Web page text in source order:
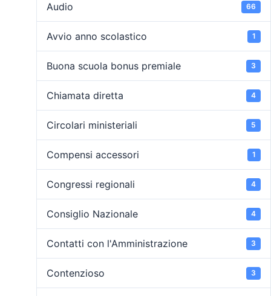
Audio 66
Avvio anno scolastico 1
Buona scuola bonus premiale 3
Chiamata diretta 4
Circolari ministeriali 5
Compensi accessori 1
Congressi regionali 4
Consiglio Nazionale 4
Contatti con l'Amministrazione 3
Contenzioso 3